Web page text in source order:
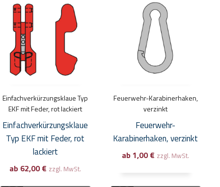
Einfachverkürzungsklaue Typ
EKF mit Feder, rot lackiert
Einfachverkürzungsklaue
Typ EKF mit Feder, rot
lackiert
ab 62,00€ zzgl. MwSt.
Produkt
weist
mehrere
Varianten
Optionen
können
auf
der
Produktseite
werden
Feuerwehr-Karabinerhaken,
verzinkt
Feuerwehr-
Karabinerhaken, verzinkt
ab 1,00€ zzgl. MwSt.
Varianten
Optionen
der
Produktseite
gewählt